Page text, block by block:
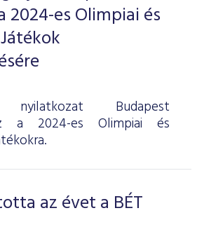
2024-es Olimpiai és
nyilatkozat Budapest
a 2024-es Olimpiai és
az évet a BÉT